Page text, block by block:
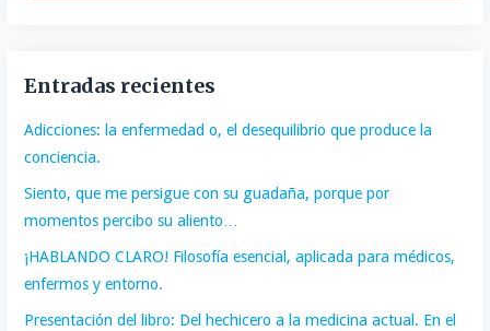
Entradas recientes
Adicciones: la enfermedad o, el desequilibrio que produce la
conciencia.
Siento, que me persigue con su guadaña, porque por
momentos percibo su aliento…
¡HABLANDO CLARO! Filosofía esencial, aplicada para médicos,
enfermos y entorno.
Presentación del libro: Del hechicero a la medicina actual. En el